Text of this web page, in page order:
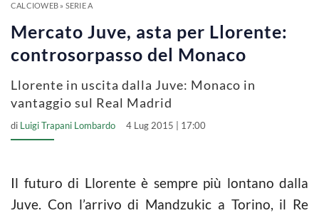
CALCIOWEB» SERIE A
Mercato Juve, asta per Llorente:
controsorpasso del Monaco
Llorente in uscita dalla Juve: Monaco in
vantaggio sul Real Madrid
di Luigi Trapani Lombardo 4 Lug 2015 | 17:00
Il futuro di Llorente è sempre più lontano dalla
Juve. Con l’arrivo di Mandzukic a Torino, il Re